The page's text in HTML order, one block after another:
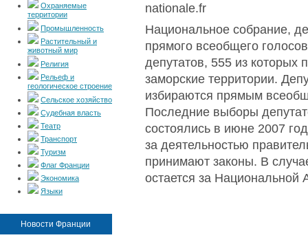
Охраняемые
территории
Промышленность
Растительный и
животный мир
Религия
Рельеф и
геологическое строение
Сельское хозяйство
Судебная власть
Театр
Транспорт
Туризм
Флаг Франции
Экономика
Языки
Новости Франции
nationale.fr
Национальное собрание,
прямого всеобщего
депутатов, 555 из
заморские территории.
избираются прямым
Последние выборы
состоялись в июне 2007
за деятельностью
принимают законы. В
остается за Национальной